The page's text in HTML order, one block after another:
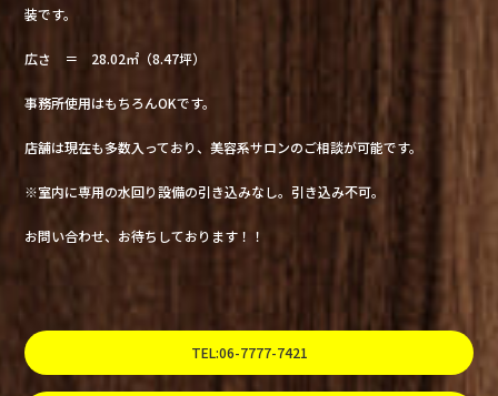
装です。
広さ ＝ 28.02㎡（8.47坪）
事務所使用はもちろんOKです。
店舗は現在も多数入っており、美容系サロンのご相談が可能です。
※室内に専用の水回り設備の引き込みなし。引き込み不可。
お問い合わせ、お待ちしております！！
TEL:06-7777-7421